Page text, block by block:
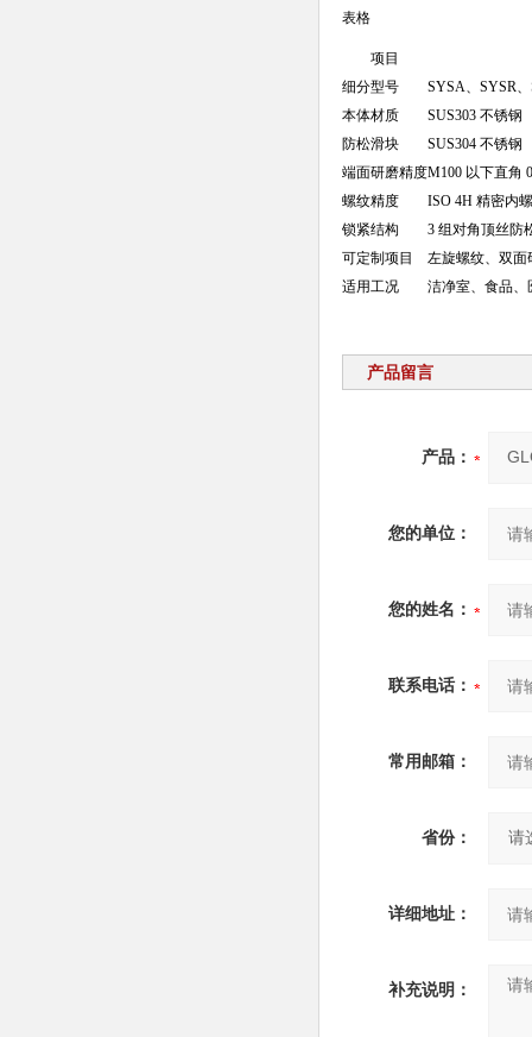
表格
项目
细分型号
SYSA、SYSR
本体材质
SUS303 不锈钢
防松滑块
SUS304 不锈钢
端面研磨精度M100 以下直角
螺纹精度
ISO 4H 精密内
锁紧结构
3 组对角顶丝防
可定制项目
左旋螺纹、双面
适用工况
洁净室、食品、
产品留言
产品：
您的单位：
您的姓名：
联系电话：
常用邮箱：
省份：
详细地址：
补充说明：